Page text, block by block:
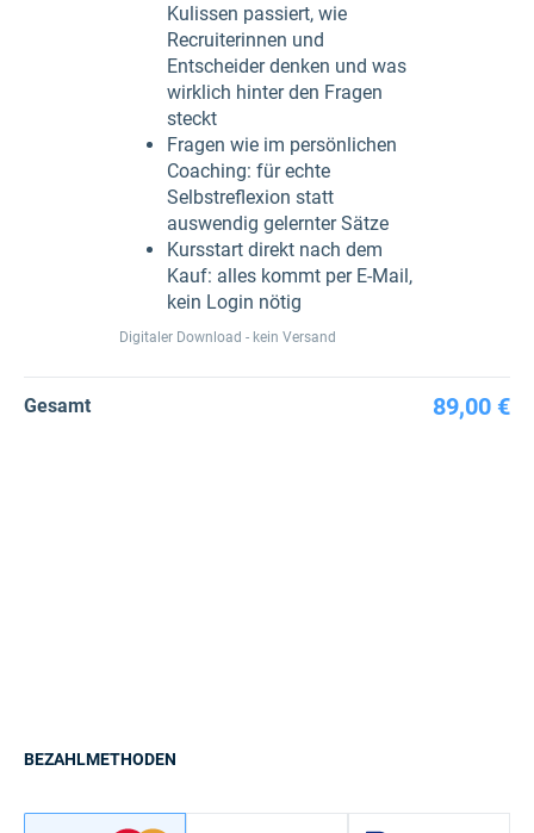
Kulissen passiert, wie
Recruiterinnen und
Entscheider denken und was
wirklich hinter den Fragen
steckt
Fragen wie im persönlichen
Coaching: für echte
Selbstreflexion statt
auswendig gelernter Sätze
Kursstart direkt nach dem
Kauf: alles kommt per E-Mail,
kein Login nötig
Digitaler Download - kein Versand
Gesamt 89,00 €
BEZAHLMETHODEN